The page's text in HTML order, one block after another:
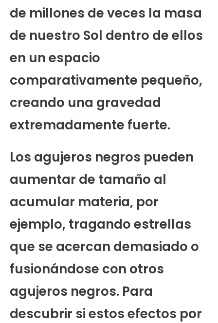
de millones de veces la masa
de nuestro Sol dentro de ellos
en un espacio
comparativamente pequeño,
creando una gravedad
extremadamente fuerte.
Los agujeros negros pueden
aumentar de tamaño al
acumular materia, por
ejemplo, tragando estrellas
que se acercan demasiado o
fusionándose con otros
agujeros negros. Para
descubrir si estos efectos por